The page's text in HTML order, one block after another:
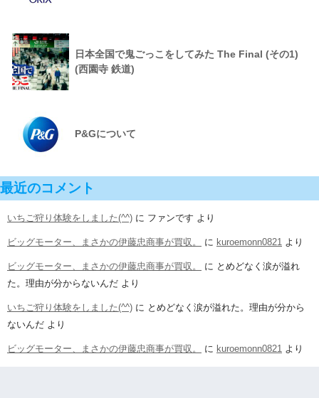
日本全国で鬼ごっこをしてみた The Final (その1)
(西園寺 鉄道)
P&Gについて
最近のコメント
いちご狩り体験をしました(^^) に ファンです より
ビッグモーター、まさかの伊藤忠商事が買収。 に kuroemonn0821 より
ビッグモーター、まさかの伊藤忠商事が買収。 に とめどなく涙が溢れ
た。理由が分からないんだ より
いちご狩り体験をしました(^^) に とめどなく涙が溢れた。理由が分から
ないんだ より
ビッグモーター、まさかの伊藤忠商事が買収。 に kuroemonn0821 より